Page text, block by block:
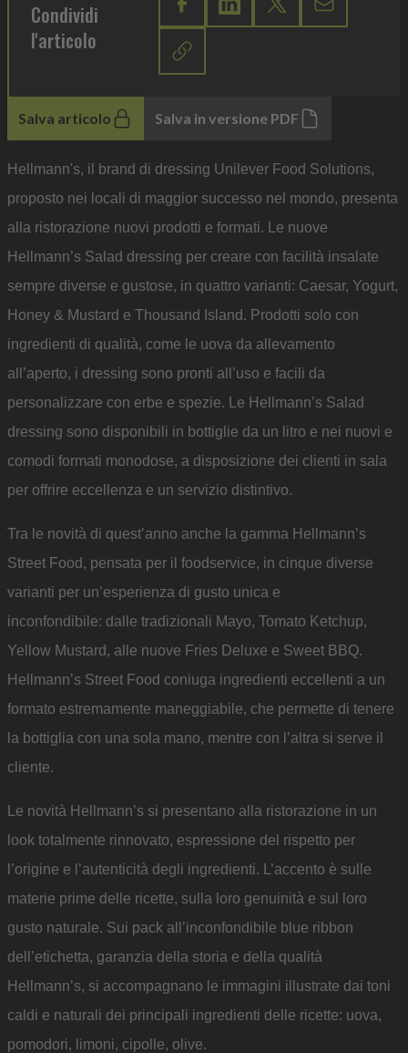
Condividi
l'articolo
Salva articolo Salva in versione PDF
Hellmann's, il brand di dressing Unilever Food Solutions,
proposto nei locali di maggior successo nel mondo, presenta
alla ristorazione nuovi prodotti e formati. Le nuove
Hellmann’s Salad dressing per creare con facilità insalate
sempre diverse e gustose, in quattro varianti: Caesar, Yogurt,
Honey & Mustard e Thousand Island. Prodotti solo con
ingredienti di qualità, come le uova da allevamento
all’aperto, i dressing sono pronti all’uso e facili da
personalizzare con erbe e spezie. Le Hellmann’s Salad
dressing sono disponibili in bottiglie da un litro e nei nuovi e
comodi formati monodose, a disposizione dei clienti in sala
per offrire eccellenza e un servizio distintivo.
Tra le novità di quest’anno anche la gamma Hellmann’s
Street Food, pensata per il foodservice, in cinque diverse
varianti per un’esperienza di gusto unica e
inconfondibile: dalle tradizionali Mayo, Tomato Ketchup,
Yellow Mustard, alle nuove Fries Deluxe e Sweet BBQ.
Hellmann’s Street Food coniuga ingredienti eccellenti a un
formato estremamente maneggiabile, che permette di tenere
la bottiglia con una sola mano, mentre con l’altra si serve il
cliente.
Le novità Hellmann’s si presentano alla ristorazione in un
look totalmente rinnovato, espressione del rispetto per
l’origine e l’autenticità degli ingredienti. L’accento è sulle
materie prime delle ricette, sulla loro genuinità e sul loro
gusto naturale. Sui pack all’inconfondibile blue ribbon
dell’etichetta, garanzia della storia e della qualità
Hellmann’s, si accompagnano le immagini illustrate dai toni
caldi e naturali dei principali ingredienti delle ricette: uova,
pomodori, limoni, cipolle, olive.